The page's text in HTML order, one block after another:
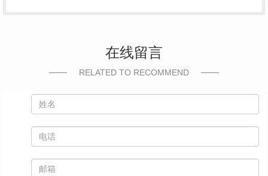
在线留言
RELATED TO RECOMMEND